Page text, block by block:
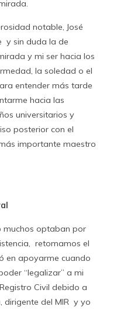
notable, José
y sin duda la de
y mi ser hacia los
la soledad o el
entender más tarde
hacia las
universitarios y
posterior con el
importante maestro
muchos optaban por
retomamos el
en apoyarme cuando
“legalizar” a mi
Civil debido a
dirigente del MIR y yo